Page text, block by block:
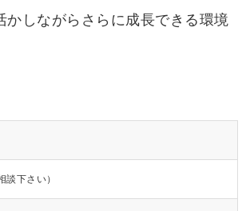
かしながらさらに成長できる環境
談下さい）